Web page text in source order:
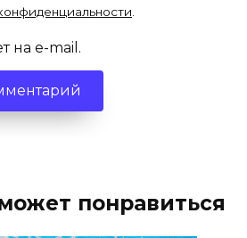
.
на e-mail.
понравиться